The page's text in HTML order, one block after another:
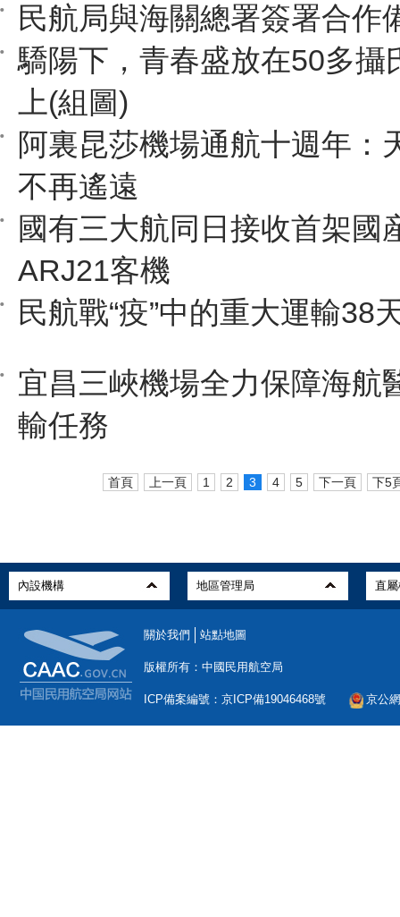
民航局與海關總署簽署合作
驕陽下，青春盛放在50多攝
上(組圖)
阿裏昆莎機場通航十週年：
不再遙遠
國有三大航同日接收首架國
ARJ21客機
民航戰“疫”中的重大運輸38
宜昌三峽機場全力保障海航
輸任務
首頁 上一頁 1 2 3 4 5 下一頁 下5
關於我們 站點地圖
版權所有：中國民用航空局
ICP備案編號：京ICP備19046468號 京公